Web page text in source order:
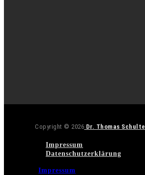
Copyright © 2026 Dr. Thomas Schulte
Impressum
Datenschutzerklärung
Impressum